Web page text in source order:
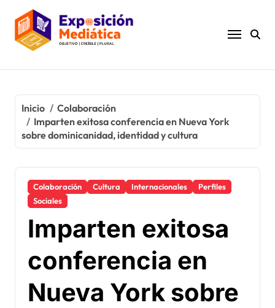
contenido
Inicio
Colaboración
Imparten exitosa conferencia en Nueva York
sobre dominicanidad, identidad y cultura
Colaboración Cultura Internacionales
Perfiles
Sociales
Imparten exitosa
conferencia en
Nueva York sobre